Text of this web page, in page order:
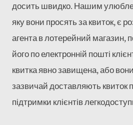
досить швидко. Нашим
яку вони просять за квиток, є
агента в лотерейний магазин,
його по електронній пошті
квитка явно завищена, або
зазвичай доставляють квиток
підтримки клієнтів